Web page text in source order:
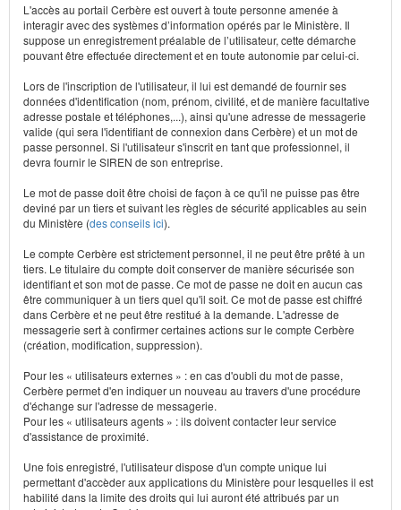
L'accès au portail Cerbère est ouvert à toute personne amenée à
interagir avec des systèmes d’information opérés par le Ministère. Il
suppose un enregistrement préalable de l’utilisateur, cette démarche
pouvant être effectuée directement et en toute autonomie par celui-ci.
Lors de l'inscription de l'utilisateur, il lui est demandé de fournir ses
données d'identification (nom, prénom, civilité, et de manière facultative
adresse postale et téléphones,...), ainsi qu'une adresse de messagerie
valide (qui sera l'identifiant de connexion dans Cerbère) et un mot de
passe personnel. Si l'utilisateur s'inscrit en tant que professionnel, il
devra fournir le SIREN de son entreprise.
Le mot de passe doit être choisi de façon à ce qu'il ne puisse pas être
deviné par un tiers et suivant les règles de sécurité applicables au sein
du Ministère (des conseils ici).
Le compte Cerbère est strictement personnel, il ne peut être prêté à un
tiers. Le titulaire du compte doit conserver de manière sécurisée son
identifiant et son mot de passe. Ce mot de passe ne doit en aucun cas
être communiquer à un tiers quel qu'il soit. Ce mot de passe est chiffré
dans Cerbère et ne peut être restitué à la demande. L'adresse de
messagerie sert à confirmer certaines actions sur le compte Cerbère
(création, modification, suppression).
Pour les « utilisateurs externes » : en cas d'oubli du mot de passe,
Cerbère permet d'en indiquer un nouveau au travers d'une procédure
d'échange sur l'adresse de messagerie.
Pour les « utilisateurs agents » : ils doivent contacter leur service
d'assistance de proximité.
Une fois enregistré, l'utilisateur dispose d'un compte unique lui
permettant d'accèder aux applications du Ministère pour lesquelles il est
habilité dans la limite des droits qui lui auront été attribués par un